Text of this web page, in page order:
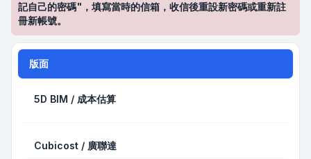
記自己的密碼"，填寫當時的信箱，收信後重設新密碼或重新註
冊新帳號。
版面
5D BIM / 成本估算
Cubicost / 廣聯達